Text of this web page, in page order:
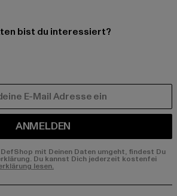
bist du interessiert?
ANMELDEN
mit Deinen Daten umgeht, findest Du
Du kannst Dich jederzeit kostenfei
lesen.